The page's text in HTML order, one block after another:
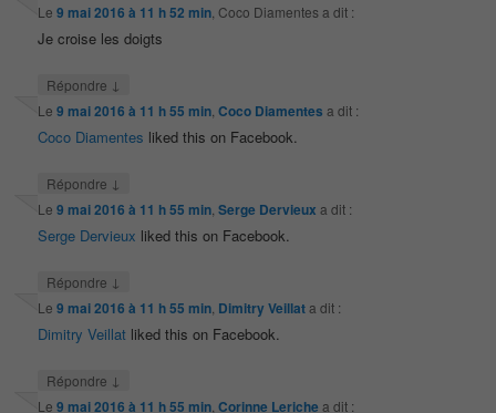
Le9 mai 2016 à 11 h 52 min ,Coco Diamentesa dit :
Je croise les doigts
Répondre ↓
Le9 mai 2016 à 11 h 55 min ,Coco Diamentes a dit :
Coco Diamentes liked this on Facebook.
Répondre ↓
Le9 mai 2016 à 11 h 55 min ,Serge Dervieux a dit :
Serge Dervieux liked this on Facebook.
Répondre ↓
Le9 mai 2016 à 11 h 55 min Dimitry Veillata dit :
Dimitry Veillat liked this on Facebook.
Répondre ↓
Le9 mai 2016 à 11 h 55 min,Corinne Leriche a dit :